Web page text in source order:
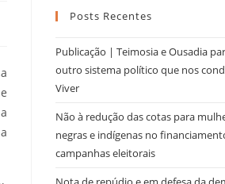
Posts Recentes
Publicação | Teimosia e Ousadia
outro sistema político que nos
Viver
Não à redução das cotas para
negras e indígenas no
campanhas eleitorais